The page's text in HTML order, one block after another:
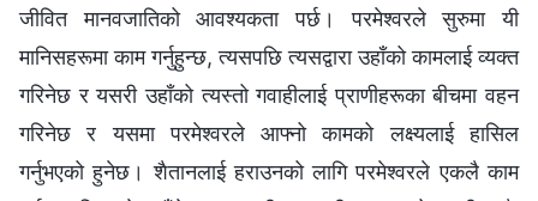
जीवित मानवजातिको आवश्यकता पर्छ। परमेश्‍वरले सुरुमा यी
मानिसहरूमा काम गर्नुहुन्छ, त्यसपछि त्यसद्वारा उहाँको कामलाई व्यक्त
गरिनेछ र यसरी उहाँको त्यस्तो गवाहीलाई प्राणीहरूका बीचमा वहन
गरिनेछ र यसमा परमेश्‍वरले आफ्‍नो कामको लक्ष्‍यलाई हासिल
गर्नुभएको हुनेछ। शैतानलाई हराउनको लागि परमेश्‍वरले एकलै काम